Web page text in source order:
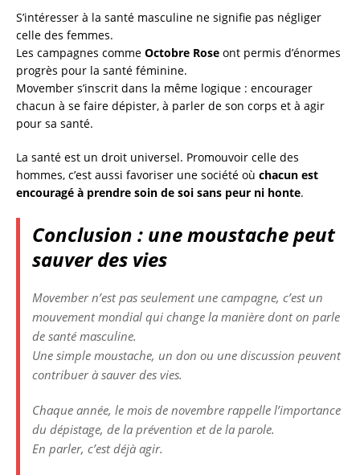
S’intéresser à la santé masculine ne signifie pas négliger
celle des femmes.
Les campagnes comme Octobre Rose ont permis d’énormes
progrès pour la santé féminine.
Movember s’inscrit dans la même logique : encourager
chacun à se faire dépister, à parler de son corps et à agir
pour sa santé.
La santé est un droit universel. Promouvoir celle des
hommes, c’est aussi favoriser une société où chacun est
encouragé à prendre soin de soi sans peur ni honte.
Conclusion : une moustache peut
sauver des vies
Movember n’est pas seulement une campagne, c’est un
mouvement mondial qui change la manière dont on parle
de santé masculine.
Une simple moustache, un don ou une discussion peuvent
contribuer à sauver des vies.
Chaque année, le mois de novembre rappelle l’importance
du dépistage, de la prévention et de la parole.
En parler, c’est déjà agir.